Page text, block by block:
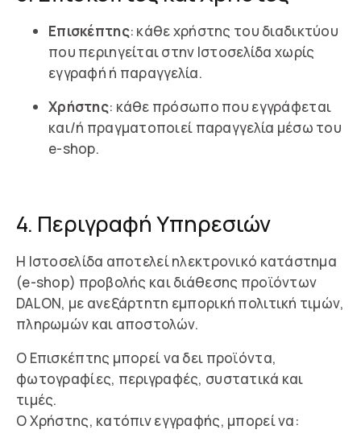
Επισκέπτης: κάθε χρήστης του διαδικτύου
που περιηγείται στην Ιστοσελίδα χωρίς
εγγραφή ή παραγγελία.
Χρήστης: κάθε πρόσωπο που εγγράφεται
και/ή πραγματοποιεί παραγγελία μέσω του
e-shop.
4. Περιγραφή Υπηρεσιών
Η Ιστοσελίδα αποτελεί ηλεκτρονικό κατάστημα
(e-shop) προβολής και διάθεσης προϊόντων
DALON, με ανεξάρτητη εμπορική πολιτική τιμών,
πληρωμών και αποστολών.
Ο Επισκέπτης μπορεί να δει προϊόντα,
φωτογραφίες, περιγραφές, συστατικά και
τιμές.
Ο Χρήστης, κατόπιν εγγραφής, μπορεί να: